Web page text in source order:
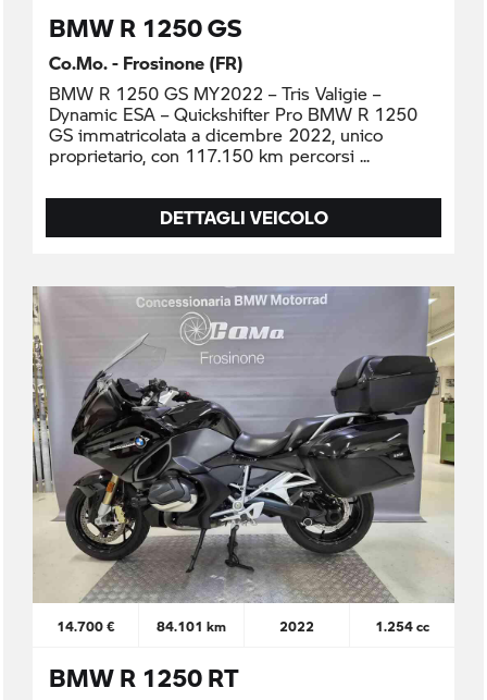
BMW R 1250 GS
Co.Mo. - Frosinone (FR)
BMW R 1250 GS MY2022 – Tris Valigie –
Dynamic ESA – Quickshifter Pro BMW R 1250
GS immatricolata a dicembre 2022, unico
proprietario, con 117.150 km percorsi
DETTAGLI VEICOLO
14.700 € 84.101 km 2022 1.254 cc
BMW R 1250 RT